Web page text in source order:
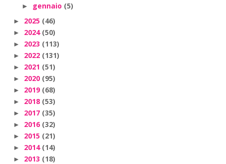
► gennaio (5)
► 2025 (46)
► 2024 (50)
► 2023 (113)
► 2022 (131)
► 2021 (51)
► 2020 (95)
► 2019 (68)
► 2018 (53)
► 2017 (35)
► 2016 (32)
► 2015 (21)
► 2014 (14)
► 2013 (18)